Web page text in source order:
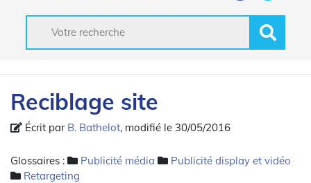
Reciblage site
Écrit par B. Bathelot, modifié le 30/05/2016
Glossaires : Publicité média
Publicité display et vidéo
Retargeting